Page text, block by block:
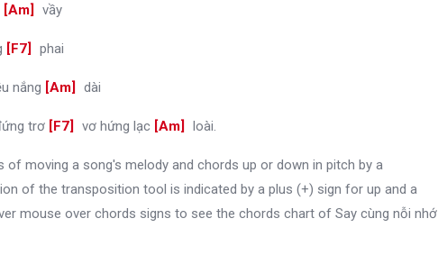
[Am vầy
[F7 phai
nắng [Am dài
trơ [F7 vơ hứng lạc [Am loài.
moving a song's melody and chords up or down in pitch by a
of the transposition tool is indicated by a plus (+) sign for up and a
mouse over chords signs to see the chords chart of Say cùng nỗi nhớ